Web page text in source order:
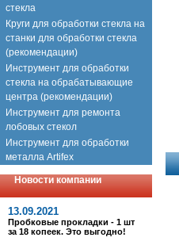
стекла
Круги для обработки стекла на
станки для обработки стекла
(рекомендации)
Инструмент для обработки
стекла на обрабатывающие
центра (рекомендации)
Инструмент для ремонта
лобовых стекол
Инструмент для обработки
металла Artifex
Новости компании
13.09.2021
Пробковые прокладки - 1 шт
за 18 копеек. Это выгодно!